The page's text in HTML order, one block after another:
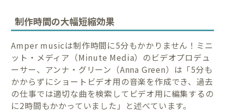
制作時間の大幅短縮効果
Amper musicは制作時間に5分もかかりません！ミニ
ット・メディア（Minute Media）のビデオプロデュ
ーサー、アンナ・グリーン（Anna Green）は「5分も
かからずにショートビデオ用の音楽を作成でき、過去
の仕事では適切な曲を検索してビデオ用に編集するの
に2時間もかかっていました」と述べています。